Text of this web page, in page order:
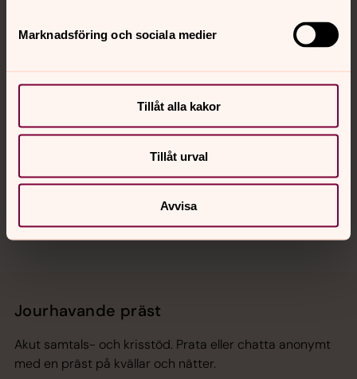
Marknadsföring och sociala medier
Tillåt alla kakor
Tillåt urval
Avvisa
Kalender
Hitta snabbt
Sociala kanaler
Jourhavande präst
Akut samtals- och krisstöd. Prata eller chatta anonymt
med en präst på kvällar och nätter.